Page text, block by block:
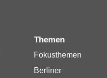
Themen
Fokusthemen
Berliner